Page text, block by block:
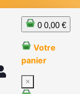
0 0,00 €
Votre
panier
×